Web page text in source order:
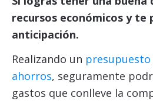
recursos económicos y te
anticipación.
Realizando un
ahorros, seguramente
gastos que conlleve la